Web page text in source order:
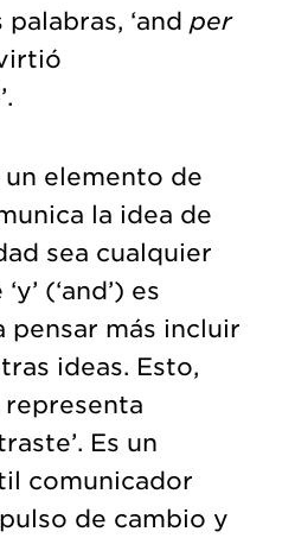
‘and per
elemento de
la idea de
sea cualquier
(‘and’) es
pensar más incluir
ideas. Esto,
Es un
comunicador
de cambio y